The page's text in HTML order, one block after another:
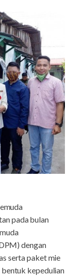
pada bulan
dengan
serta paket mie
bentuk kepedulian